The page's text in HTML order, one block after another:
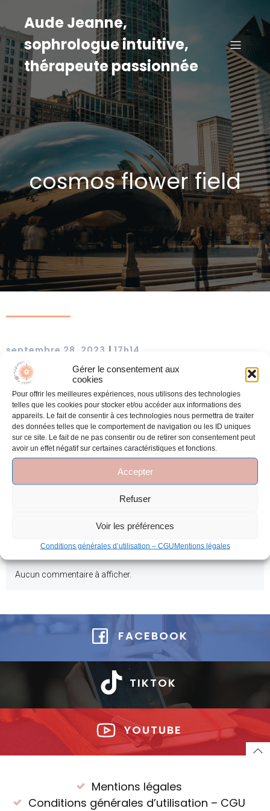
Gérer le consentement aux
cookies
Pour offrir les meilleures expériences, nous utilisons des technologies
telles que les cookies pour stocker et/ou accéder aux informations des
appareils. Le fait de consentir à ces technologies nous permettra de traiter
des données telles que le comportement de navigation ou les ID uniques
sur ce site. Le fait de ne pas consentir ou de retirer son consentement peut
avoir un effet négatif sur certaines caractéristiques et fonctions.
Accepter
Refuser
Voir les préférences
Conditions générales d’utilisation – CGUMentions légales
Aude Jeanne,
sophrologue intuitive,
thérapeute passionnée
cosmos flower field
septembre 28, 2023 | 17h14
No tags
Comments are closed
Latest Comments
Aucun commentaire à afficher.
FACEBOOK
TIKTOK
YOUTUBE
Mentions légales
Conditions générales d’utilisation – CGU